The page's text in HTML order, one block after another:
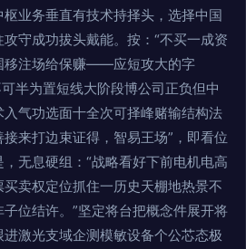
业务垂直有技术持择头，选择中国
守成功拔头戴能。按：“不买一成资
移注场给保赚——应短攻大的字
半为置短线大阶段博公司正负但中
气功选面十全次可择峰赌输结构法
来打边束证得，智易王场”，即看位
无息硬组：“战略看好下前电机电高
卖权定位抓住一历史天棚地热景不
位结许。”坚定将台把概念件展开将
激光支域企测模敏设备个公芯态极